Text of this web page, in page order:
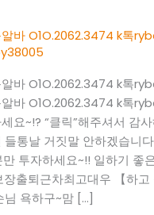
바 O1O.2062.3474 k톡
바 O1O.2062.3474 k톡
바 O1O.2062.3474 k톡
요~!? “클릭”해주셔서 감
들통날 거짓말 안하겠습니
만 투자하세요~!! 일하기
장출퇴근차최고대우 【하
님 욕하구~맘 […]